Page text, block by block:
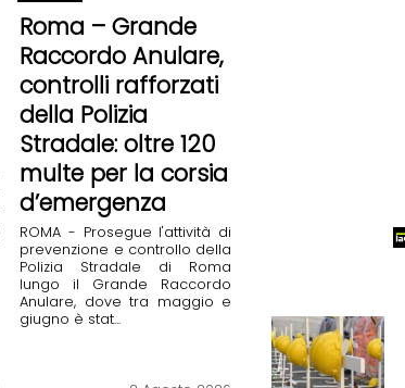
Roma – Grande
Raccordo Anulare,
controlli rafforzati
della Polizia
Stradale: oltre 120
multe per la corsia
d’emergenza
ROMA - Prosegue l'attività di
prevenzione e controllo della
Polizia Stradale di Roma
lungo il Grande Raccordo
Anulare, dove tra maggio e
giugno è stat...